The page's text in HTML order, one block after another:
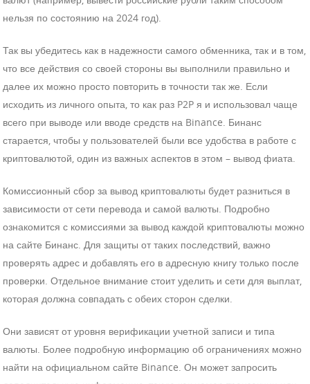
нельзя по состоянию на 2024 год).
Так вы убедитесь как в надежности самого обменника, так и в том,
что все действия со своей стороны вы выполнили правильно и
далее их можно просто повторить в точности так же. Если
исходить из личного опыта, то как раз P2P я и использовал чаще
всего при выводе или вводе средств на Binance. Бинанс
старается, чтобы у пользователей были все удобства в работе с
криптовалютой, один из важных аспектов в этом – вывод фиата.
Комиссионный сбор за вывод криптовалюты будет разниться в
зависимости от сети перевода и самой валюты. Подробно
ознакомится с комиссиями за вывод каждой криптовалюты можно
на сайте Бинанс. Для защиты от таких последствий, важно
проверять адрес и добавлять его в адресную книгу только после
проверки. Отдельное внимание стоит уделить и сети для выплат,
которая должна совпадать с обеих сторон сделки.
Они зависят от уровня верификации учетной записи и типа
валюты. Более подробную информацию об ограничениях можно
найти на официальном сайте Binance. Он может запросить